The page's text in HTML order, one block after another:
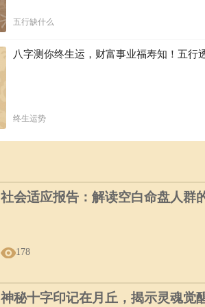
五行缺什么
八字测你终生运，财富事业福寿知！五行
终生运势
社会适应报告：解读空白命盘人群
178
神秘十字印记在月丘，揭示灵魂觉